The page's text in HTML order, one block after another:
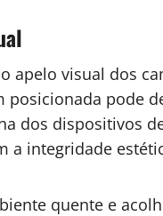
apelo visual dos
pode
dos dispositivos
a integridade
quente e